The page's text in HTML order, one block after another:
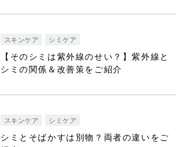
スキンケア シミケア
【そのシミは紫外線のせい？】紫外線と
シミの関係＆改善策をご紹介
スキンケア シミケア
シミとそばかすは別物？両者の違いをご